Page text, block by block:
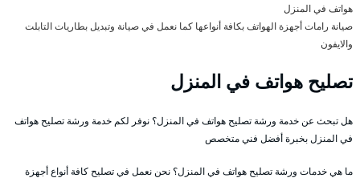
هواتف في المنزل
صيانة رامات أجهزة الهواتف بكافة أنواعها كما نعمل في صيانة وتبديل بطاريات التابلت
والايفون
تصليح هواتف في المنزل
هل تبحث عن خدمة ورشة تصليح هواتف في المنزل؟ نوفر لكم خدمة ورشة تصليح هواتف
في المنزل بخبرة أفضل فني متخصص
ما هي خدمات ورشة تصليح هواتف في المنزل؟ نحن نعمل في تصليح كافة أنواع أجهزة